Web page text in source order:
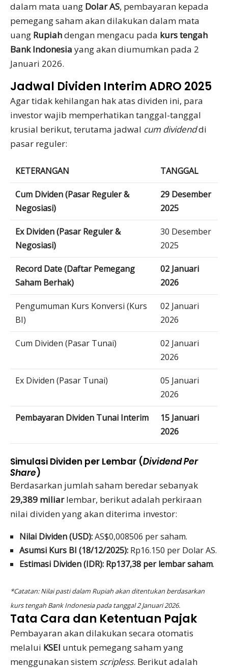
dalam mata uang Dolar AS, pembayaran kepada
pemegang saham akan dilakukan dalam mata
uang Rupiahdengan mengacu pada kurs tengah
Bank Indonesia yang akan diumumkan pada 2
Januari 2026.
Jadwal Dividen Interim ADRO 2025
Agar tidak kehilangan hak atas dividen ini, para
investor wajib memperhatikan tanggal-tanggal
krusial berikut, terutama jadwal cum dividenddi
pasar reguler:
KETERANGAN TANGGAL
Cum Dividen (Pasar Reguler &
Negosiasi)
29 Desember
2025
Ex Dividen (Pasar Reguler &
Negosiasi)
30 Desember
2025
Record Date (Daftar Pemegang
Saham Berhak)
02 Januari
2026
Pengumuman Kurs Konversi (Kurs
BI)
02 Januari
2026
Cum Dividen (Pasar Tunai)
02 Januari
2026
Ex Dividen (Pasar Tunai)
05 Januari
2026
Pembayaran Dividen Tunai Interim
15 Januari
2026
Simulasi Dividen per Lembar (Dividend Per
Share)
Berdasarkan jumlah saham beredar sebanyak
29,389 miliarlembar, berikut adalah perkiraan
nilai dividen yang akan diterima investor:
Nilai Dividen (USD):AS$0,008506 per saham.
Asumsi Kurs BI (18/12/2025): Rp16.150 per Dolar AS.
Estimasi Dividen (IDR): Rp137,38 per lembar saham.
*Catatan: Nilai pasti dalam Rupiah akan ditentukan berdasarkan
kurs tengah Bank Indonesia pada tanggal 2 Januari 2026.
Tata Cara dan Ketentuan Pajak
Pembayaran akan dilakukan secara otomatis
melalui KSEI untuk pemegang saham yang
menggunakan sistem scripless. Berikut adalah